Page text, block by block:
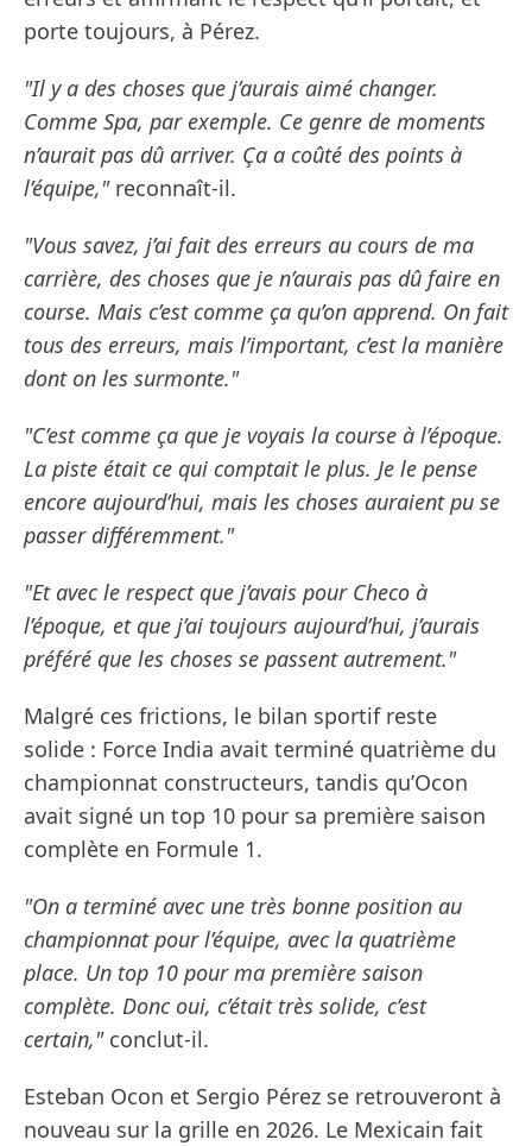
porte toujours, à Pérez.
"Il y a des choses que j’aurais aimé changer.
Comme Spa, par exemple. Ce genre de moments
n’aurait pas dû arriver. Ça a coûté des points à
l’équipe,"reconnaît-il.
"Vous savez, j’ai fait des erreurs au cours de ma
carrière, des choses que je n’aurais pas dû faire en
course. Mais c’est comme ça qu’on apprend. On fait
tous des erreurs, mais l’important, c’est la manière
dont on les surmonte."
"C’est comme ça que je voyais la course à l’époque.
La piste était ce qui comptait le plus. Je le pense
encore aujourd’hui, mais les choses auraient pu se
passer différemment."
"Et avec le respect que j’avais pour Checo à
l’époque, et que j’ai toujours aujourd’hui, j’aurais
préféré que les choses se passent autrement."
Malgré ces frictions, le bilan sportif reste
solide : Force India avait terminé quatrième du
championnat constructeurs, tandis qu’Ocon
avait signé un top 10 pour sa première saison
complète en Formule 1.
"On a terminé avec une très bonne position au
championnat pour l’équipe, avec la quatrième
place. Un top 10 pour ma première saison
complète. Donc oui, c’était très solide, c’est
certain,"conclut-il.
Esteban Ocon et Sergio Pérez se retrouveront à
nouveau sur la grille en 2026. Le Mexicain fait